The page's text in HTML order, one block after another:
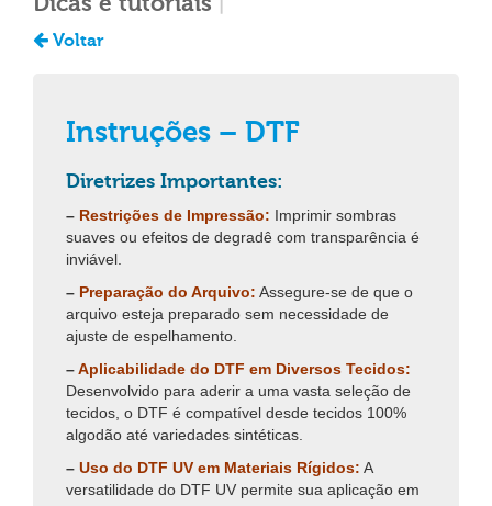
Voltar
Instruções – DTF
Diretrizes Importantes:
– Restrições de Impressão: Imprimir sombras
suaves ou efeitos de degradê com transparência é
inviável.
– Preparação do Arquivo: Assegure-se de que o
arquivo esteja preparado sem necessidade de
ajuste de espelhamento.
–Aplicabilidade do DTF em Diversos Tecidos:
Desenvolvido para aderir a uma vasta seleção de
tecidos, o DTF é compatível desde tecidos 100%
algodão até variedades sintéticas.
– Uso do DTF UV em Materiais Rígidos: A
versatilidade do DTF UV permite sua aplicação em